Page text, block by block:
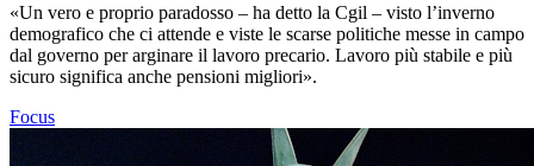
«Un vero e proprio paradosso – ha detto la Cgil – visto l’inverno
demografico che ci attende e viste le scarse politiche messe in campo
dal governo per arginare il lavoro precario. Lavoro più stabile e più
sicuro significa anche pensioni migliori».
Focus